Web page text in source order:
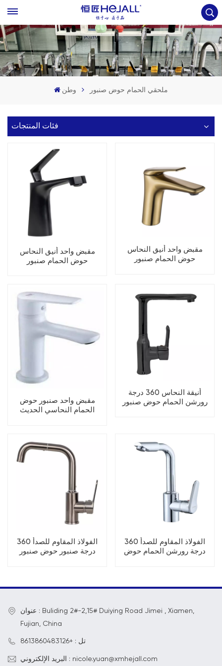
وطن ملحقي الحمام حوض صنبور
فئات المنتجات
مقبض واحد أنيق النحاس
حوض الحمام صنبور
مقبض واحد أنيق النحاس
حوض الحمام صنبور
مقبض واحد صنبور حوض
الحمام النحاسي الحديث
أنيقة النحاس 360 درجة
رورشن الحمام حوض صنبور
الفولاذ المقاوم للصدأ 360
درجة صنبور حوض صنبور
الفولاذ المقاوم للصدأ 360
درجة رورشن الحمام حوض
عنوان : Buliding 2#-2,15# Duiying Road Jimei , Xiamen,
Fujian, China
تل : +8613860483126
البريد الإلكتروني : nicole.yuan@xmhejall.com